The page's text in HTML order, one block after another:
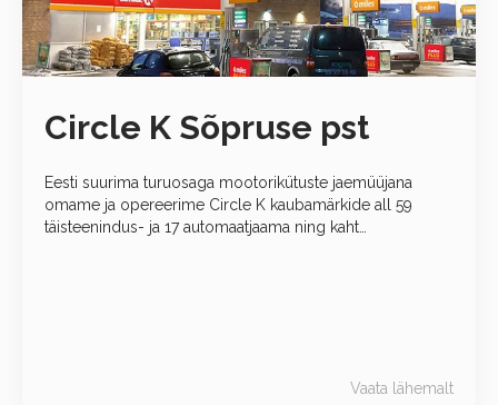
Circle K Sõpruse pst
Eesti suurima turuosaga mootorikütuste jaemüüjana
omame ja opereerime Circle K kaubamärkide all 59
täisteenindus- ja 17 automaatjaama ning kaht
Vaata lähemalt